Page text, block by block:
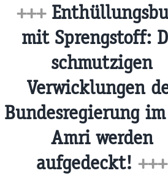
+++
mit Sprengstoff:
schmutzigen
Verwicklungen
Bundesregierung
Amri werden
aufgedeckt! +++